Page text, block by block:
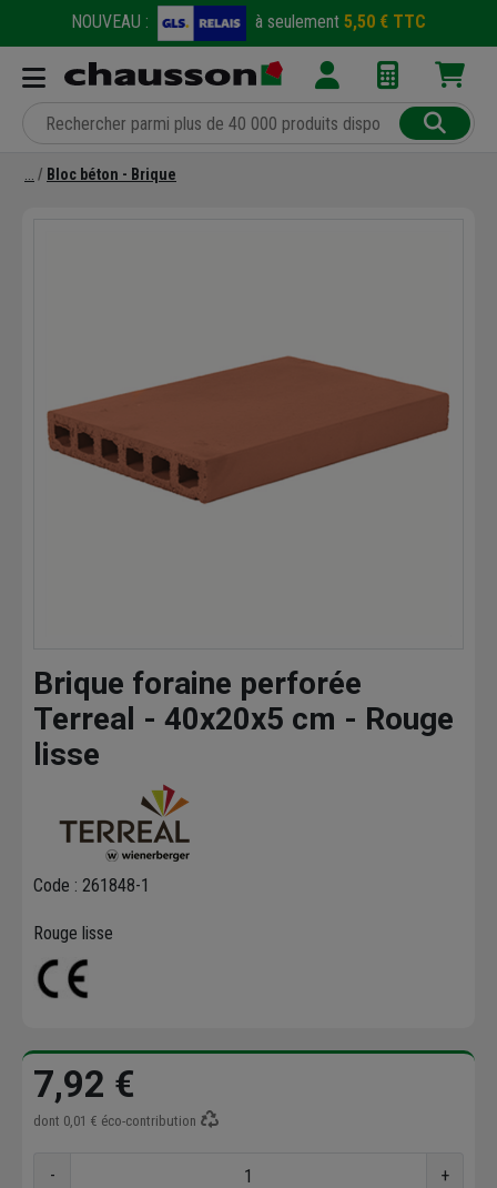
NOUVEAU : à seulement 5,50 € TTC
Bloc béton - Brique
Brique foraine perforée
Terreal - 40x20x5 cm - Rouge
lisse
Code : 261848-1
Rouge lisse
7,92 €
dont 0,01 € éco-contribution
-
+